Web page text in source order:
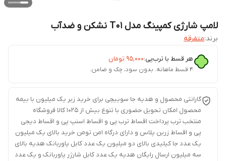
لامپ شارژی کمپینگ مدل T01 نشکن و ضدآب
برند:متفرقه
هر قسط با ترب‌پی:۹۵٬۰۰۰ تومان
۴ قسط ماهانه. بدون سود، چک و ضامن.
گارانتی محصول و هدیه جا سوییچی برای خرید زیر یک میلیون با بیمه
محصول امکان تحویل حضوری با تنوع بیش از 1025 کالا فروشگاه
منتخب ترب پرداخت اقساط ترب پی و اقساط اسنپ پی و اقساط دیجی
پی و اقساط زرین پلاس و دارای درگاه امن تومن خرید بالای یک میلیون
یک عدد جا کیلیدی بالای دو میلیون یک عدد کابل پاوربانک هدیه بالای
سه میلیون ارسال رایگان هدیه یک عدد کابل شارژر پاوربانک و یک عدد